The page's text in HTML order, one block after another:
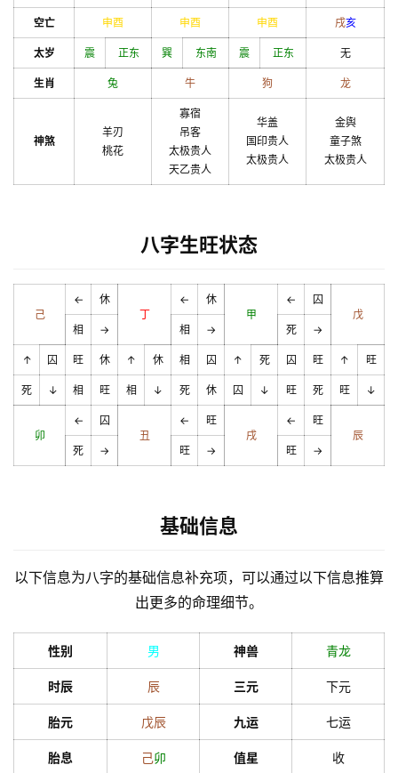
空亡 申酉 申酉 申酉 戌亥
太岁 震 正东 巽 东南 震 正东 无
生肖 兔 牛 狗 龙
神煞
羊刃
桃花
寡宿
吊客
太极贵人
天乙贵人
华盖
国印贵人
太极贵人
金舆
童子煞
太极贵人
八字生旺状态
己
←
休
丁
←
休
甲
←
囚
戊
相
→ 相 → 死 →
↑ 囚 旺 休 ↑ 休 相 囚 ↑ 死 囚 旺 ↑ 旺
死 ↓ 相 旺 相 ↓ 死 休 囚 ↓ 旺 死 旺 ↓
卯
←
囚
丑
←
旺
戌
←
旺
辰
死
→ 旺 → 旺 →
基础信息
以下信息为八字的基础信息补充项，可以通过以下信息推算
出更多的命理细节。
性别 男 神兽 青龙
时辰 辰 三元 下元
胎元 戊辰 九运 七运
胎息 己卯 值星 收